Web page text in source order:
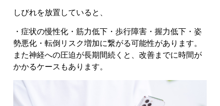
しびれを放置していると、
・症状の慢性化 ・筋力低下 ・歩行障害 ・握力低下 ・姿
勢悪化 ・転倒リスク増加に繋がる可能性があります。
また神経への圧迫が長期間続くと、改善までに時間が
かかるケースもあります。